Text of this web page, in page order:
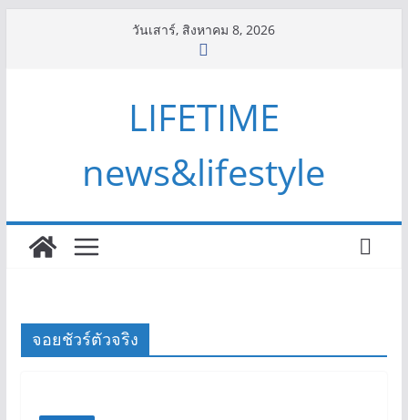
วันเสาร์, สิงหาคม 8, 2026
LIFETIME
news&lifestyle
จอยชัวร์ตัวจริง